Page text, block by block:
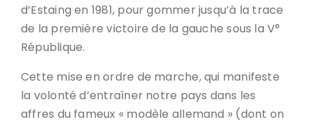
d’Estaing en 1981, pour gommer jusqu’à la trace
de la première victoire de la gauche sous la V°
République.
Cette mise en ordre de marche, qui manifeste
la volonté d’entraîner notre pays dans les
affres du fameux « modèle allemand » (dont on